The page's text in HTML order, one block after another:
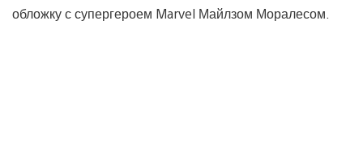
обложку с супергероем Marvel Майлзом Моралесом.